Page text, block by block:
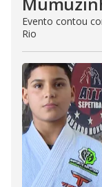
Evento contou
Rio